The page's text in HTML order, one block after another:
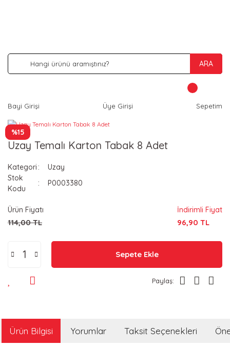
ARA
Bayi Girişi Üye Girişi Sepetim
%15
Uzay Temalı Karton Tabak 8 Adet
Kategori
Uzay
Stok
Kodu
P0003380
Ürün Fiyatı
114,00 TL
İndirimli Fiyat
96,90 TL
Sepete Ekle
Paylaş:
Ürün Bilgisi Yorumlar Taksit Seçenekleri